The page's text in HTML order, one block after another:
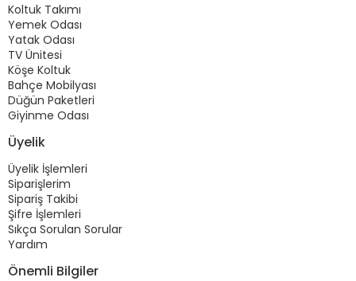
Koltuk Takımı
Yemek Odası
Yatak Odası
TV Ünitesi
Köşe Koltuk
Bahçe Mobilyası
Düğün Paketleri
Giyinme Odası
Üyelik
Üyelik İşlemleri
Siparişlerim
Sipariş Takibi
Şifre İşlemleri
Sıkça Sorulan Sorular
Yardım
Önemli Bilgiler